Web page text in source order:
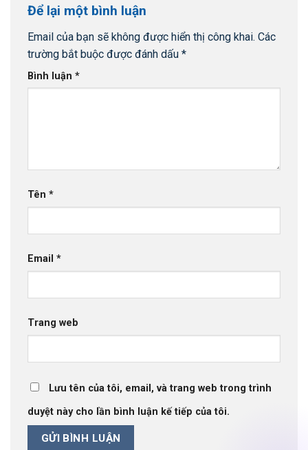
Để lại một bình luận
Email của bạn sẽ không được hiển thị công khai. Các
trường bắt buộc được đánh dấu *
Bình luận *
Tên *
Email *
Trang web
Lưu tên của tôi, email, và trang web trong trình
duyệt này cho lần bình luận kế tiếp của tôi.